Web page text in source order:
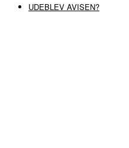
UDEBLEV AVISEN?